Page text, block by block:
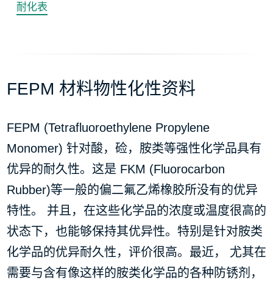
耐化表
FEPM 材料物性化性资料
FEPM (Tetrafluoroethylene Propylene
Monomer) 针对酸，硷，胺类等强性化学品具有
优异的耐久性。这是 FKM (Fluorocarbon
Rubber)等一般的偏二氟乙烯橡胶所没有的优异
特性。 并且，在这些化学品的浓度或温度很高的
状态下，也能够保持其优异性。特别是针对胺类
化学品的优异耐久性，评价很高。最近， 尤其在
需要与含有像这样的胺类化学品的各种防锈剂，